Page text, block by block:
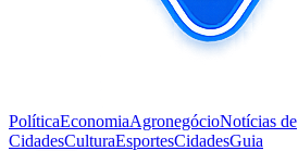
PolíticaEconomiaAgronegócioNotícias de
CidadesCulturaEsportesCidadesGuia